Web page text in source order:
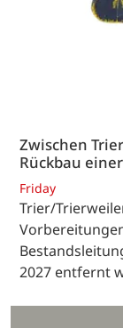
Zwischen
Rückbau
Friday
Trier/
2027 entfernt